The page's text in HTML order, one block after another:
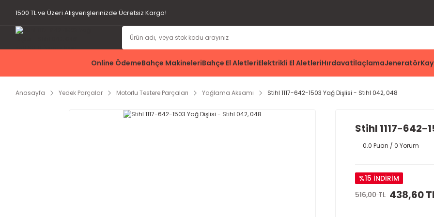
1500 TL ve Üzeri Alışverişlerinizde Ücretsiz Kargo!
Online ÖdemeBahçe MakineleriBahçe El AletleriElektrikli El AletleriHırdavatİlaçlamaJeneratör
Anasayfa Yedek Parçalar Motorlu Testere Parçaları Yağlama Aksamı Stihl 1117-642-1503 Yağ Dişlisi - Stihl 042, 048
Stihl 1117-642-
0.0 Puan / 0 Yorum
%15 İNDİRİM
516,00 TL 438,60